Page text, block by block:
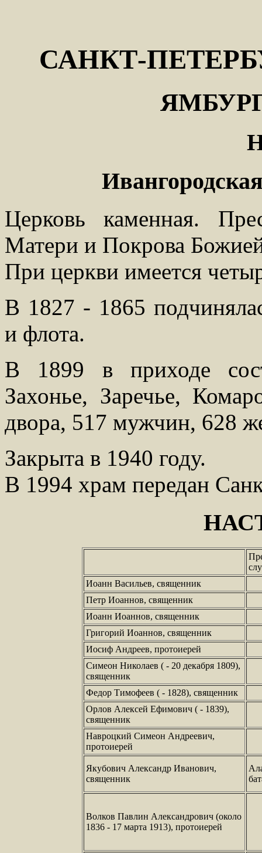
САНКТ-
Церковь каменная.
Матери и Покрова
При церкви имеется
В 1827 - 1865
и флота.
В 1899 в приходе
Захонье, Заречье,
двора, 517 мужчин, 628
Закрыта в 1940 году.
В 1994 храм передан
Иоанн Васильев, священник
Петр Иоаннов, священник
Иоанн Иоаннов, священник
Григорий Иоаннов, священник
Иосиф Андреев, протоиерей
Симеон Николаев ( - 20 декабря 1809),
священник
Федор Тимофеев ( - 1828), священник
Орлов Алексей Ефимович ( - 1839),
священник
Навроцкий Симеон Андреевич,
протоиерей
Якубович Александр Иванович,
священник
Волков Павлин Александрович (около
1836 - 17 марта 1913), протоиерей